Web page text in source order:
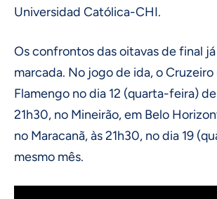
Universidad Católica-CHI.
Os confrontos das oitavas de final
marcada. No jogo de ida, o
Flamengo no dia 12 (quarta-feira)
21h30, no Mineirão, em Belo
no Maracanã, às 21h30, no dia 19
mesmo mês.